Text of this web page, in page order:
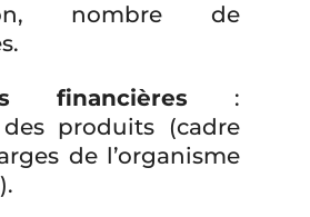
nombre de
financières :
produits (cadre
de l’organisme